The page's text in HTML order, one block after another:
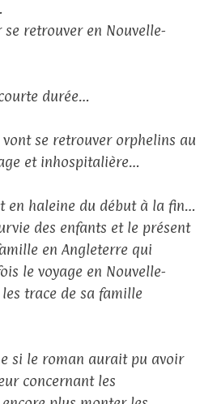
retrouver en Nouvelle-
durée…
se retrouver orphelins au
et inhospitalière…
en haleine du début à la fin…
des enfants et le présent
en Angleterre qui
le voyage en Nouvelle-
trace de sa famille
si le roman aurait pu avoir
concernant les